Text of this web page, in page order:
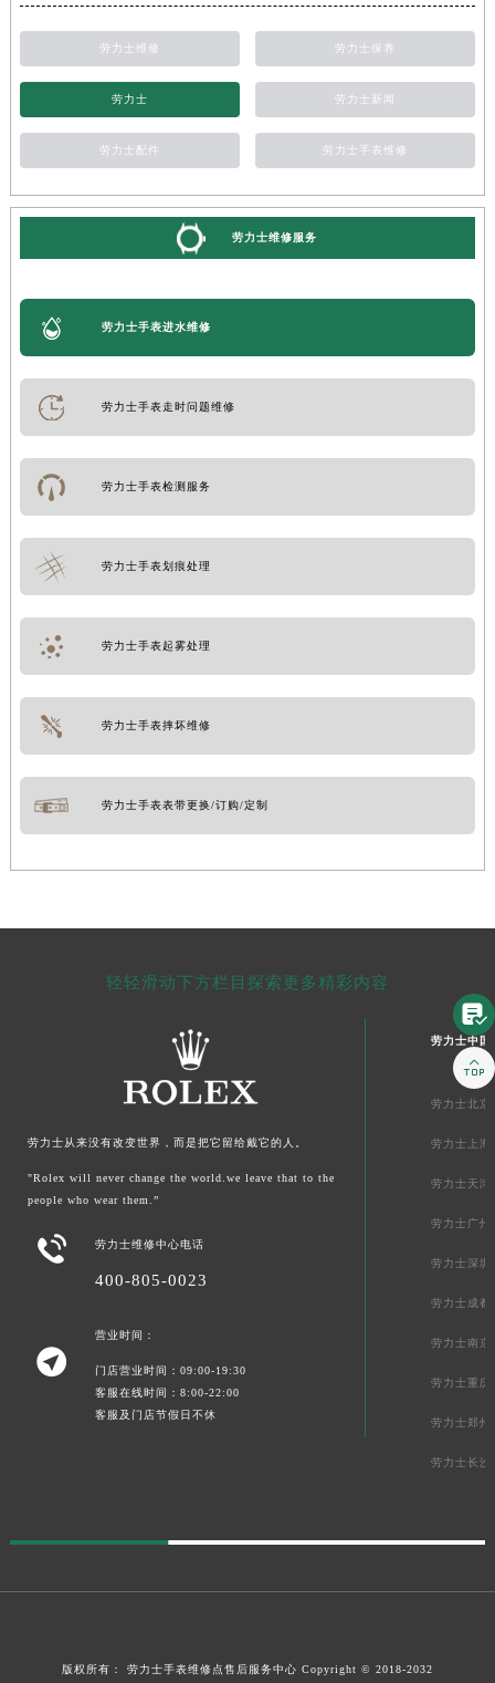
劳力士维修 劳力士保养
劳力士 劳力士新闻
劳力士配件 劳力士手表维修
劳力士维修服务
劳力士手表进水维修
劳力士手表走时问题维修
劳力士手表检测服务
劳力士手表划痕处理
劳力士手表起雾处理
劳力士手表摔坏维修
劳力士手表表带更换/订购/定制
轻轻滑动下方栏目探索更多精彩内容
劳力士从来没有改变世界，而是把它留给戴它的人。
"Rolex will never change the world.we leave that to the
people who wear them.”
 劳力士维修中心电话
400-805-0023

营业时间：
门店营业时间：09:00-19:30
客服在线时间：8:00-22:00
客服及门店节假日不休
劳力士中国
劳力士北京
劳力士上海
劳力士天津
劳力士广州
劳力士深圳
劳力士成都
劳力士南京
劳力士重庆
劳力士郑州
劳力士长沙
版权所有： 劳力士手表维修点售后服务中心 Copyright © 2018-2032

